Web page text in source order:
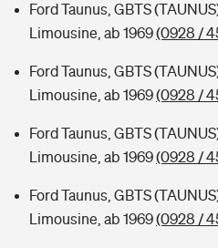
Ford Taunus, GBTS
Limousine, ab 1969(0928 /
Ford Taunus, GBTS
Limousine, ab 1969(0928 /
Ford Taunus, GBTS
Limousine, ab 1969(0928 /
Ford Taunus, GBTS
Limousine, ab 1969(0928 /